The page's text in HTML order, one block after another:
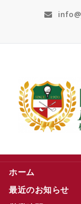
ホーム
最近のお知らせ